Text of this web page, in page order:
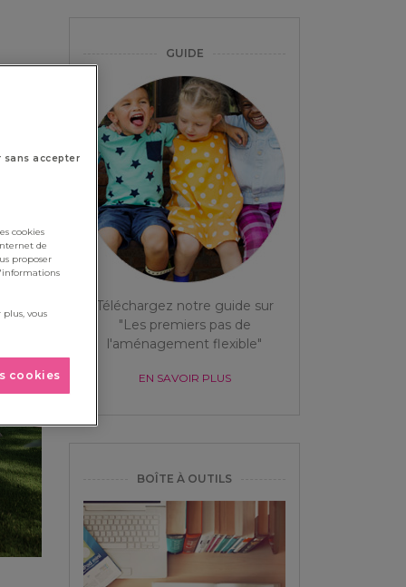
GUIDE
Téléchargez notre guide sur
"Les premiers pas de
l'aménagement flexible"
EN SAVOIR PLUS
BOÎTE À OUTILS
sans accepter
cookies
de
proposer
plus, vous
cookies